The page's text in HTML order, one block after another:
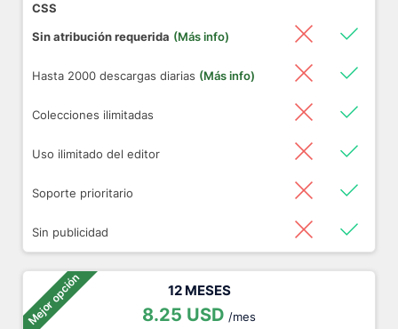
CSS
Sin atribución requerida (Más info)
Hasta 2000 descargas diarias (Más info)
Colecciones ilimitadas
Uso ilimitado del editor
Soporte prioritario
Sin publicidad
Mejor opción 12 MESES
8.25 USD /mes